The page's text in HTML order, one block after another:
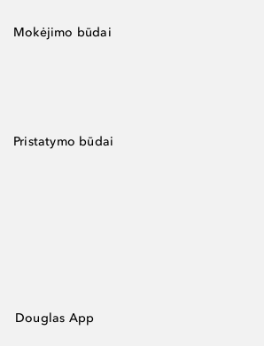
Mokėjimo būdai
Pristatymo būdai
Douglas App